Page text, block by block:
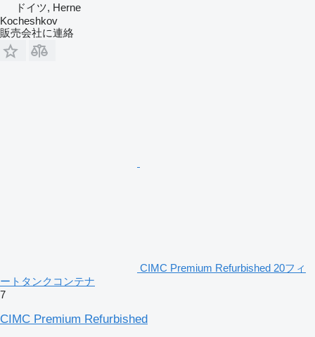
ドイツ, Herne
Kocheshkov
販売会社に連絡
CIMC Premium Refurbished 20フィ
ートタンクコンテナ
7
CIMC Premium Refurbished